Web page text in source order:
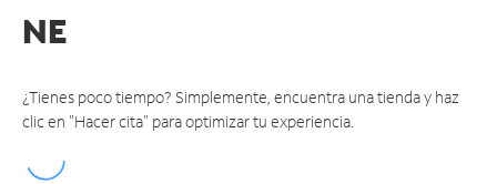
NE
¿Tienes poco tiempo? Simplemente, encuentra una tienda y haz
clic en "Hacer cita" para optimizar tu experiencia.